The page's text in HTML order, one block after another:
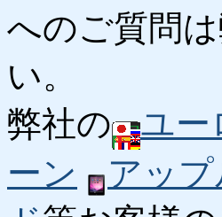
へのご質問
い。
弊社の
ユー
ーン
アッ